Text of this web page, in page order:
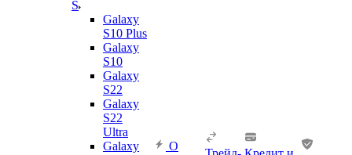
S
Galaxy
S10 Plus
Galaxy
S10
Galaxy
S22
Galaxy
S22
Ultra
Galaxy
О